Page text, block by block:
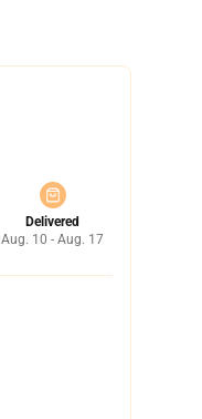
Delivered
Aug. 10 - Aug. 17